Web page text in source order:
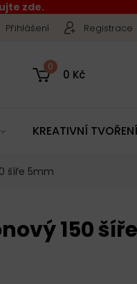
zde.
Přihlášení Registrace
0
0 Kč
KREATIVNÍ TVOŘENÍ
šíře 5mm
150